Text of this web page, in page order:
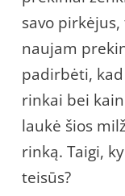
savo
naujam
padirbėti,
rinkai bei
laukė šios
rinką. Taigi,
teisūs?